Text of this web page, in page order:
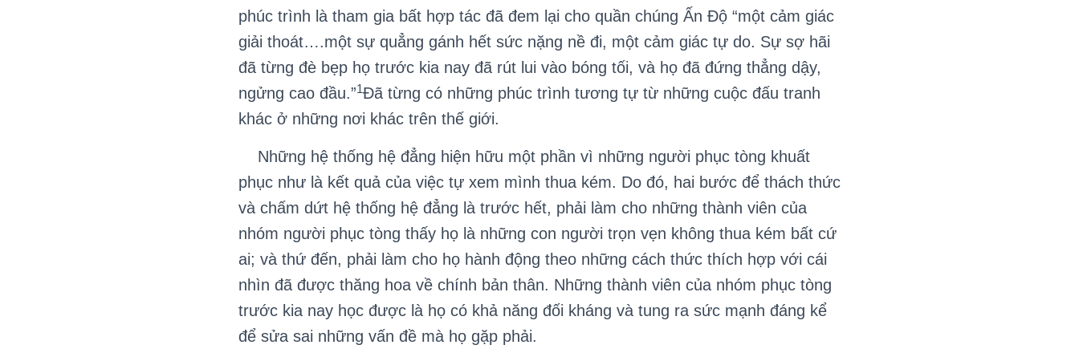
phúc trình là tham gia bất hợp tác đã đem lại cho quần chúng Ấn Độ “một cảm giác
giải thoát….một sự quẳng gánh hết sức nặng nề đi, một cảm giác tự do. Sự sợ hãi
đã từng đè bẹp họ trước kia nay đã rút lui vào bóng tối, và họ đã đứng thẳng dậy,
ngửng cao đầu.”1Đã từng có những phúc trình tương tự từ những cuộc đấu tranh
khác ở những nơi khác trên thế giới.
Những hệ thống hệ đẳng hiện hữu một phần vì những người phục tòng khuất
phục như là kết quả của việc tự xem mình thua kém. Do đó, hai bước để thách thức
và chấm dứt hệ thống hệ đẳng là trước hết, phải làm cho những thành viên của
nhóm người phục tòng thấy họ là những con người trọn vẹn không thua kém bất cứ
ai; và thứ đến, phải làm cho họ hành động theo những cách thức thích hợp với cái
nhìn đã được thăng hoa về chính bản thân. Những thành viên của nhóm phục tòng
trước kia nay học được là họ có khả năng đối kháng và tung ra sức mạnh đáng kể
để sửa sai những vấn đề mà họ gặp phải.